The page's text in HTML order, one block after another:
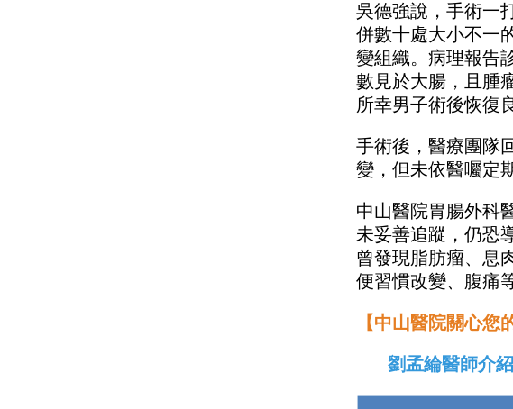
吳德強說，手術一
併數十處大小不一
變組織。病理報告
數見於大腸，且腫
所幸男子術後恢復
手術後，醫療團隊
變，但未依醫囑定
中山醫院胃腸外科
未妥善追蹤，仍恐
曾發現脂肪瘤、息
便習慣改變、腹痛
【中山醫院關心您
劉孟綸醫師介紹